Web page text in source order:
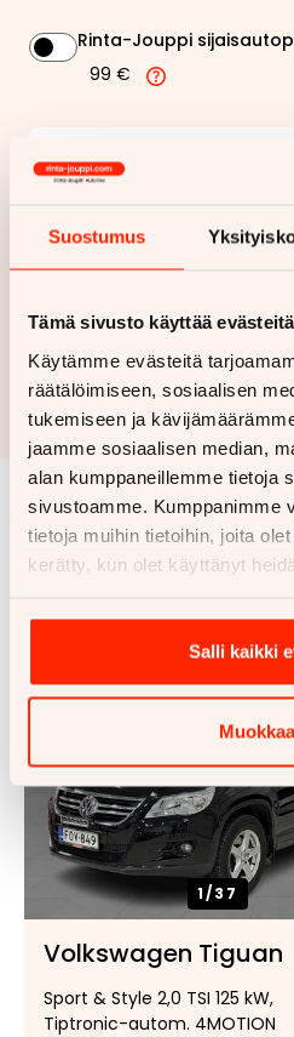
Suostumus
Tämä sivusto käyttää evästeitä
Käytämme evästeitä
räätälöimiseen, sosiaalisen
tukemiseen ja
jaamme sosiaalisen median,
alan kumppaneillemme tietoja
sivustoamme. Kumppanimme
tietoja muihin tietoihin, joita
kerätty, kun olet käyttänyt
Salli kaikki
Muokkaa
Rinta-Jouppi
99 €
Kuukausierä
Hae
Rahoituslaskelma on suuntaa
luottopäätöksen ja
Samankaltaisia
Katso kaikki
1/37
Volkswagen Tiguan
Sport & Style 2,0 TSI 125 kW,
Tiptronic-autom. 4MOTION